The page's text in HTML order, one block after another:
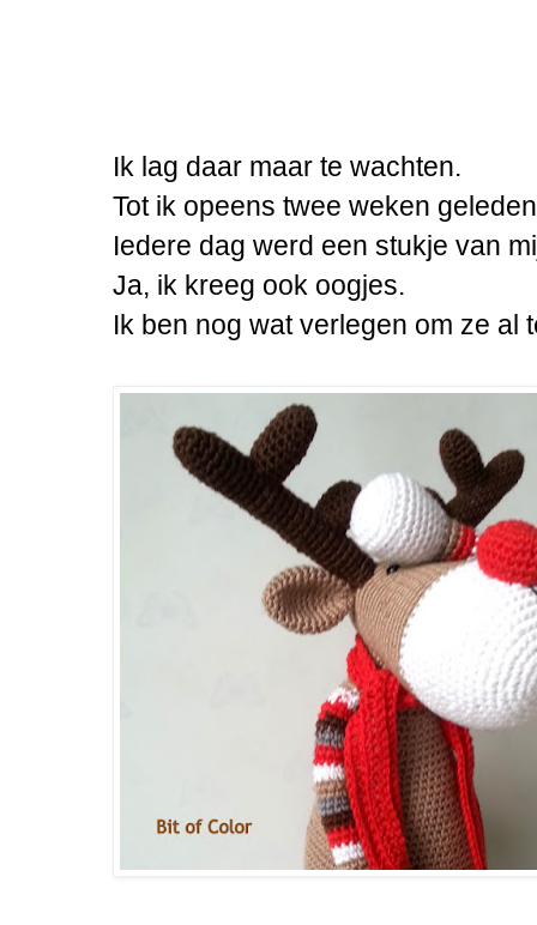
Ik lag daar maar te wachten.
Tot ik opeens twee weken
Iedere dag werd een stukje van
Ja, ik kreeg ook oogjes.
Ik ben nog wat verlegen om ze al